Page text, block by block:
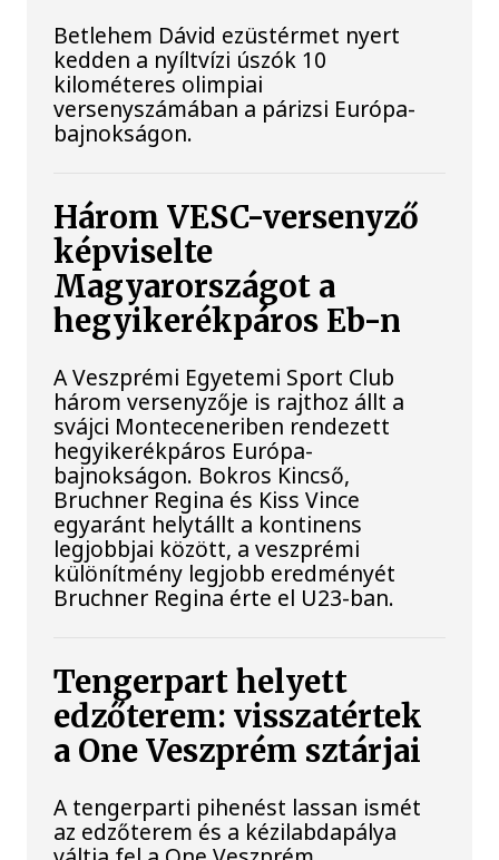
Betlehem Dávid ezüstérmet nyert
kedden a nyíltvízi úszók 10
kilométeres olimpiai
versenyszámában a párizsi Európa-
bajnokságon.
Három VESC-versenyző
képviselte
Magyarországot a
hegyikerékpáros Eb-n
A Veszprémi Egyetemi Sport Club
három versenyzője is rajthoz állt a
svájci Monteceneriben rendezett
hegyikerékpáros Európa-
bajnokságon. Bokros Kincső,
Bruchner Regina és Kiss Vince
egyaránt helytállt a kontinens
legjobbjai között, a veszprémi
különítmény legjobb eredményét
Bruchner Regina érte el U23-ban.
Tengerpart helyett
edzőterem: visszatértek
a One Veszprém sztárjai
A tengerparti pihenést lassan ismét
az edzőterem és a kézilabdapálya